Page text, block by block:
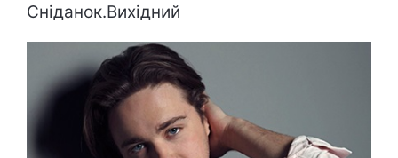
Сніданок.Вихідний